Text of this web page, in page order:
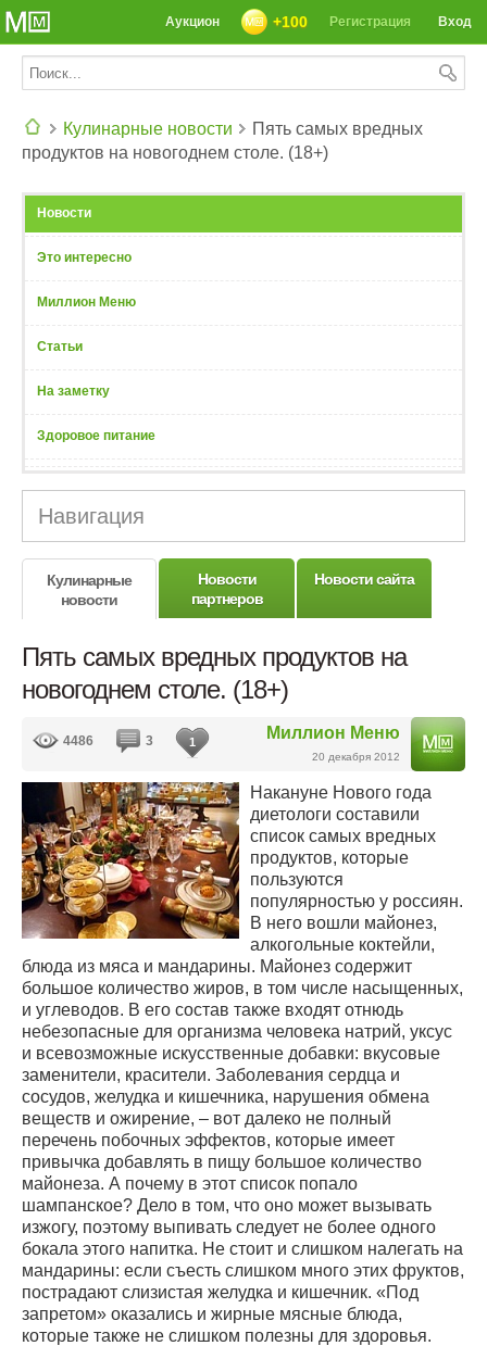
Вход
Регистрация
+100
Аукцион
Кулинарные новости
Пять самых вредных
продуктов на новогоднем столе. (18+)
Новости
Это интересно
Миллион Меню
Статьи
На заметку
Здоровое питание
Навигация
Кулинарные
новости
Новости
партнеров
Новости сайта
Пять самых вредных продуктов на
новогоднем столе. (18+)
Миллион Меню
20 декабря 2012
4486 3 1
Накануне Нового года
диетологи составили
список самых вредных
продуктов, которые
пользуются
популярностью у россиян.
В него вошли майонез,
алкогольные коктейли,
блюда из мяса и мандарины. Майонез содержит
большое количество жиров, в том числе насыщенных,
и углеводов. В его состав также входят отнюдь
небезопасные для организма человека натрий, уксус
и всевозможные искусственные добавки: вкусовые
заменители, красители. Заболевания сердца и
сосудов, желудка и кишечника, нарушения обмена
веществ и ожирение, – вот далеко не полный
перечень побочных эффектов, которые имеет
привычка добавлять в пищу большое количество
майонеза. А почему в этот список попало
шампанское? Дело в том, что оно может вызывать
изжогу, поэтому выпивать следует не более одного
бокала этого напитка. Не стоит и слишком налегать на
мандарины: если съесть слишком много этих фруктов,
пострадают слизистая желудка и кишечник. «Под
запретом» оказались и жирные мясные блюда,
которые также не слишком полезны для здоровья.